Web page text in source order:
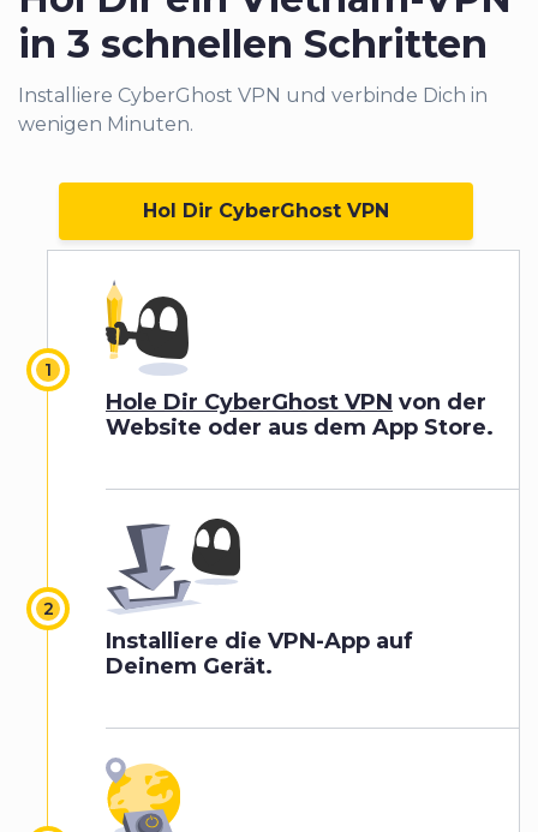
in 3 schnellen Schritten
Installiere CyberGhost VPN und verbinde Dich in
wenigen Minuten.
Hol Dir CyberGhost VPN
Hole Dir CyberGhost VPN von der
Website oder aus dem App Store.
Installiere die VPN-App auf
Deinem Gerät.